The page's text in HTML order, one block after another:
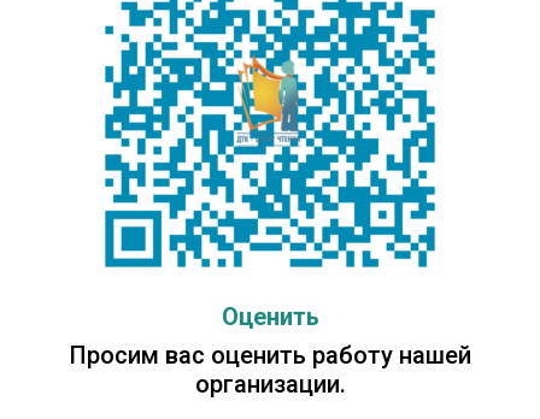
Изображение от creativeart на Magnific
Насколько вам понравилась публикация?
/ 5. Количество оценок:
Оценить
Просим вас оценить работу нашей
организации.